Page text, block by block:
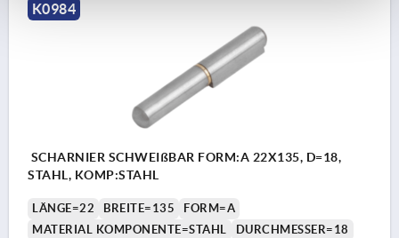
K0984
SCHARNIER SCHWEIßBAR FORM:A 22X135, D=18,
STAHL, KOMP:STAHL
LÄNGE=22 BREITE=135
FORM=A
MATERIAL KOMPONENTE=STAHL
DURCHMESSER=18